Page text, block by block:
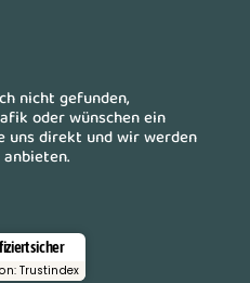
nicht gefunden,
oder wünschen ein
uns direkt und wir werden
sicher
Trustindex